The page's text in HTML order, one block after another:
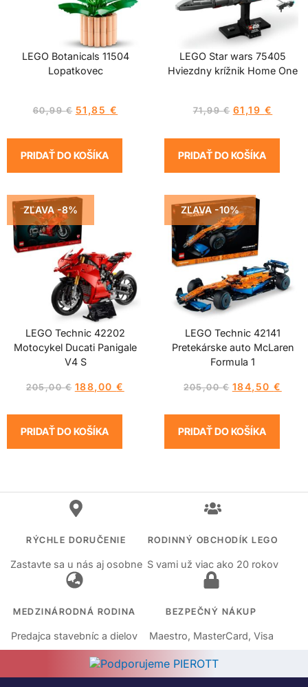
LEGO Botanicals 11504
Lopatkovec
60,99€ 51,85 €
PRIDAŤ DO KOŠÍKA
LEGO Star wars 75405
Hviezdny krížnik Home One
71,99€ 61,19 €
PRIDAŤ DO KOŠÍKA
ZĽAVA -8%
LEGO Technic 42202
Motocykel Ducati Panigale
V4 S
205,00€ 188,00€
PRIDAŤ DO KOŠÍKA
ZĽAVA -10%
LEGO Technic 42141
Pretekárske auto McLaren
Formula 1
205,00€ 184,50€
PRIDAŤ DO KOŠÍKA
RÝCHLE DORUČENIE
Zastavte sa u nás aj osobne
RODINNÝ OBCHODÍK LEGO
S vami už viac ako 20 rokov
MEDZINÁRODNÁ RODINA
Predajca stavebníc a dielov
BEZPEČNÝ NÁKUP
Maestro, MasterCard, Visa